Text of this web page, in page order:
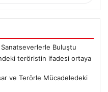
Sanatseverlerle Buluştu
teröristin ifadesi ortaya
ve Terörle Mücadeledeki